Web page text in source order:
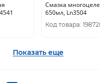
Смазка
650мл, Ln3504
Код товара:
Показать еще